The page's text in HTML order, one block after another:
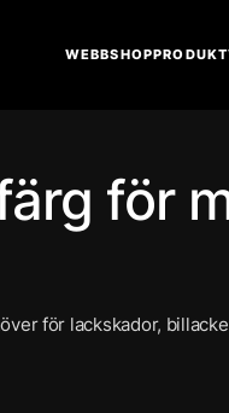
WEBBSHOP
för
för lackskador,